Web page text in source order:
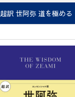
超訳 世阿弥 道を極める